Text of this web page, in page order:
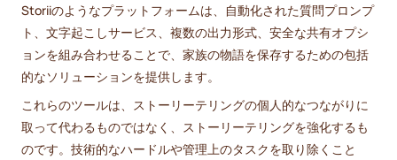
Storiiのようなプラットフォームは、自動化された質問プロンプ
ト、文字起こしサービス、複数の出力形式、安全な共有オプシ
ョンを組み合わせることで、家族の物語を保存するための包括
的なソリューションを提供します。
これらのツールは、ストーリーテリングの個人的なつながりに
取って代わるものではなく、ストーリーテリングを強化するも
のです。技術的なハードルや管理上のタスクを取り除くこと